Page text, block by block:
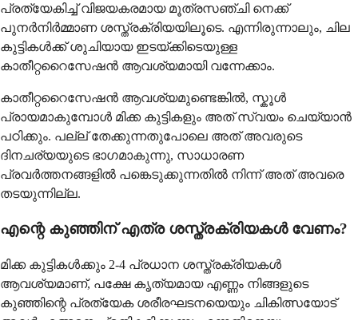
പ്രത്യേകിച്ച് വിജയകരമായ മൂത്രസഞ്ചി നെക്ക്
പുനർനിർമ്മാണ ശസ്ത്രക്രിയയിലൂടെ. എന്നിരുന്നാലും, ചില
കുട്ടികൾക്ക് ശുചിയായ ഇടയ്ക്കിടെയുള്ള
കാതീറ്ററൈസേഷൻ ആവശ്യമായി വന്നേക്കാം.
കാതീറ്ററൈസേഷൻ ആവശ്യമുണ്ടെങ്കിൽ, സ്കൂൾ
പ്രായമാകുമ്പോൾ മിക്ക കുട്ടികളും അത് സ്വയം ചെയ്യാൻ
പഠിക്കും. പല്ല് തേക്കുന്നതുപോലെ അത് അവരുടെ
ദിനചര്യയുടെ ഭാഗമാകുന്നു, സാധാരണ
പ്രവർത്തനങ്ങളിൽ പങ്കെടുക്കുന്നതിൽ നിന്ന് അത് അവരെ
തടയുന്നില്ല.
എന്റെ കുഞ്ഞിന് എത്ര ശസ്ത്രക്രിയകൾ വേണം?
മിക്ക കുട്ടികൾക്കും 2-4 പ്രധാന ശസ്ത്രക്രിയകൾ
ആവശ്യമാണ്, പക്ഷേ കൃത്യമായ എണ്ണം നിങ്ങളുടെ
കുഞ്ഞിന്റെ പ്രത്യേക ശരീരഘടനയെയും ചികിത്സയോട്